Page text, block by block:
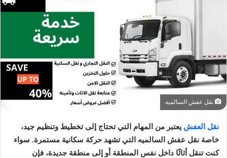
نقل عفش السالميه
نقل العفش يعتبر من المهام التي تحتاج إلى تخطيط وتنظيم جيد،
خاصة نقل عفش السالميه التي تشهد حركة سكانية مستمرة. سواء
كنت تنقل أثاثًا داخل نفس المنطقة أو إلى منطقة جديدة، فإن